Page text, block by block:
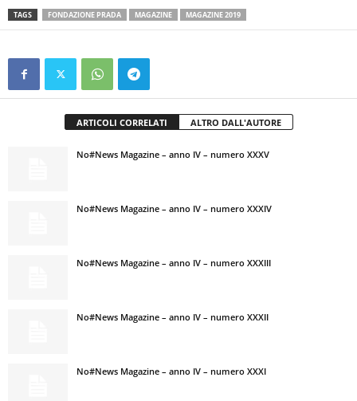
TAGS FONDAZIONE PRADA MAGAZINE MAGAZINE 2019
ARTICOLI CORRELATI ALTRO DALL'AUTORE
No#News Magazine – anno IV – numero XXXV
No#News Magazine – anno IV – numero XXXIV
No#News Magazine – anno IV – numero XXXIII
No#News Magazine – anno IV – numero XXXII
No#News Magazine – anno IV – numero XXXI